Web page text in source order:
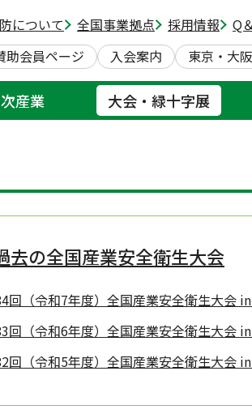
について 全国事業拠点 採用情報 Q
助会員ページ 入会案内 東京・大
産業 大会・緑十字展
去の全国産業安全衛生大会
回（令和7年度）全国産業安全衛生大会
回（令和6年度）全国産業安全衛生大会
回（令和5年度）全国産業安全衛生大会